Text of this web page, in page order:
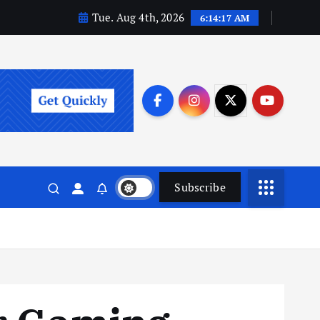
Tue. Aug 4th, 2026 6:14:19 AM
Subscribe